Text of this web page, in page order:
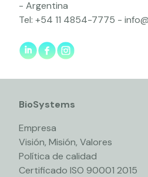
- Argentina
Tel: +54 11 4854-7775 -
BioSystems
Empresa
Visión, Misión, Valores
Política de calidad
Certificado ISO 90001 2015